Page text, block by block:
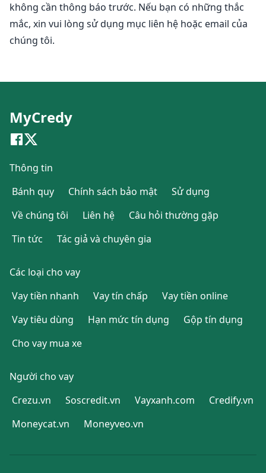
không cần thông báo trước. Nếu bạn có những thắc
mắc, xin vui lòng sử dụng mục liên hệ hoặc email của
chúng tôi.
MyCredy
Thông tin
Bánh quy
Chính sách bảo mật
Sử dụng
Về chúng tôi
Liên hệ
Câu hỏi thường gặp
Tin tức
Tác giả và chuyên gia
Các loại cho vay
Vay tiền nhanh
Vay tín chấp
Vay tiền online
Vay tiêu dùng
Hạn mức tín dụng
Gộp tín dụng
Cho vay mua xe
Người cho vay
Crezu.vn
Soscredit.vn Vayxanh.com
Credify.vn
Moneycat.vn
Moneyveo.vn